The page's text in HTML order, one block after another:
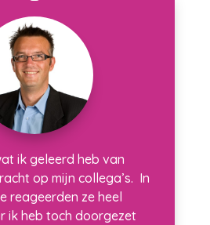
ik geleerd heb van
op mijn collega’s. In
reageerden ze heel
ik heb toch doorgezet